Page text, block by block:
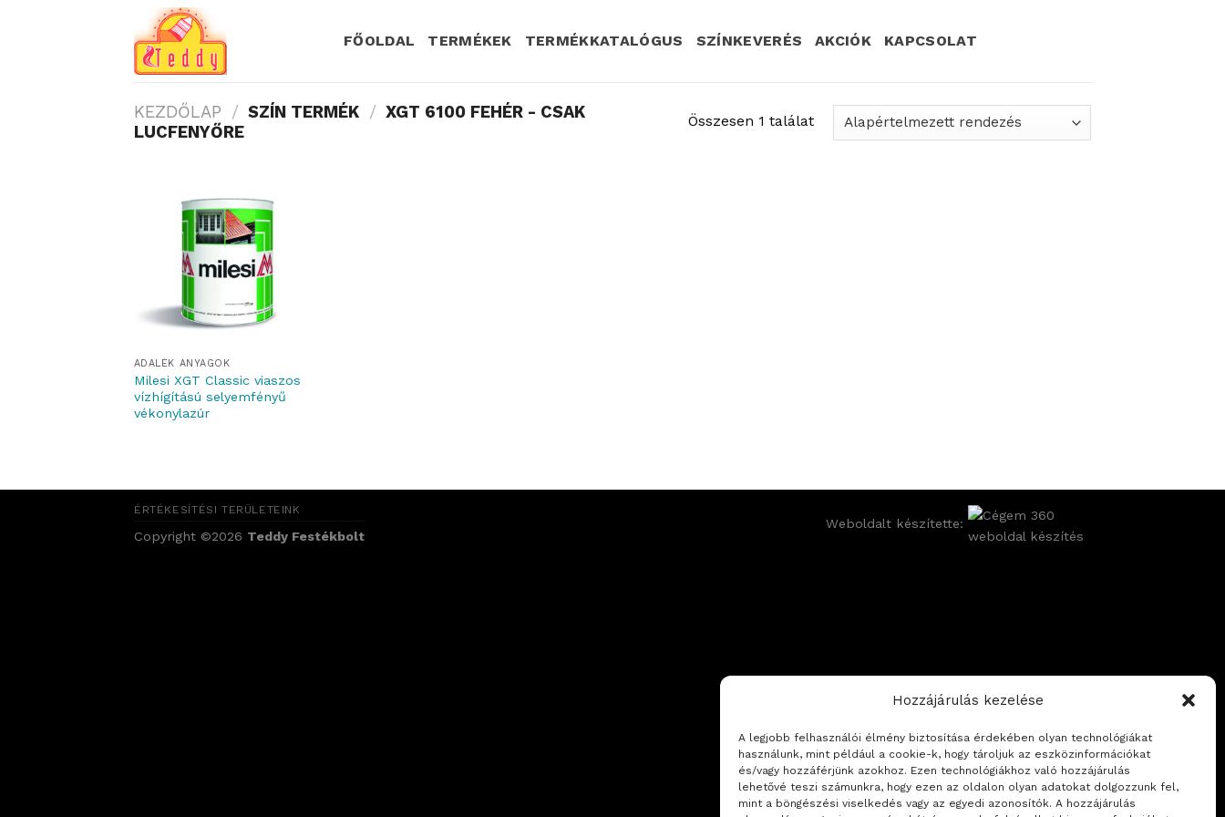
Hozzájárulás kezelése
A legjobb felhasználói élmény biztosítása érdekében olyan technológiákat
használunk, mint például a cookie-k, hogy tároljuk az eszközinformációkat
és/vagy hozzáférjünk azokhoz. Ezen technológiákhoz való hozzájárulás
lehetővé teszi számunkra, hogy ezen az oldalon olyan adatokat dolgozzunk fel,
mint a böngészési viselkedés vagy az egyedi azonosítók. A hozzájárulás
FŐOLDAL TERMÉKEK TERMÉKKATALÓGUS SZÍNKEVERÉS AKCIÓK KAPCSOLAT
KEZDŐLAP / SZÍN TERMÉK / XGT 6100 FEHÉR - CSAK
LUCFENYŐRE
Összesen 1 találat
ADALÉK ANYAGOK
Milesi XGT Classic viaszos
vízhígítású selyemfényű
vékonylazúr
Weboldalt készítette:
ÉRTÉKESÍTÉSI TERÜLETEINK
Copyright ©2026 Teddy Festékbolt